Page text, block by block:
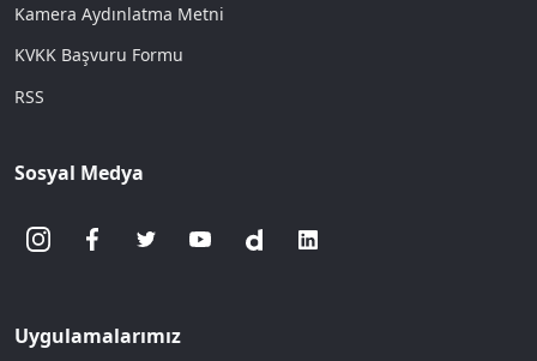
Kamera Aydınlatma Metni
KVKK Başvuru Formu
RSS
Sosyal Medya
Uygulamalarımız